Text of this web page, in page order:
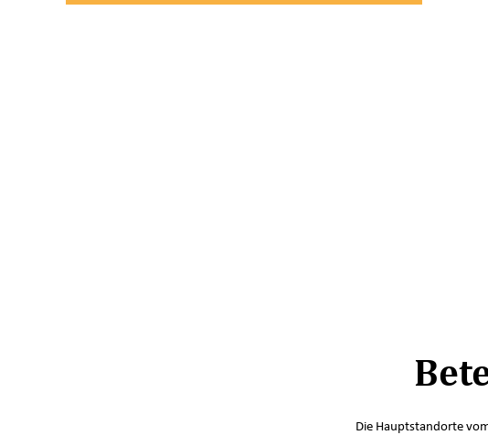
Die Hauptstandorte